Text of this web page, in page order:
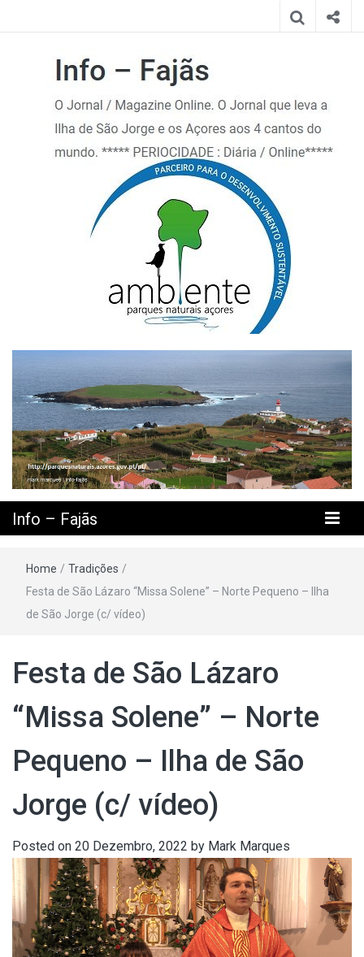
Info – Fajãs
Home / Tradições /
Festa de São Lázaro “Missa Solene” – Norte Pequeno – Ilha
de São Jorge (c/ vídeo)
Festa de São Lázaro
“Missa Solene” – Norte
Pequeno – Ilha de São
Jorge (c/ vídeo)
Posted on 20 Dezembro, 2022 by Mark Marques